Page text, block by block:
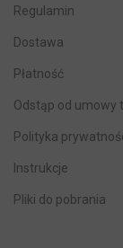
Regulamin
Dostawa
Płatność
Odstąp od umowy
Polityka
Instrukcje
Pliki do pobrania